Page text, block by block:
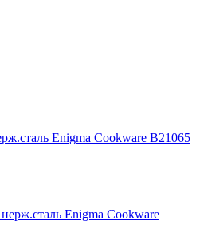
Enigma Cookware B21065